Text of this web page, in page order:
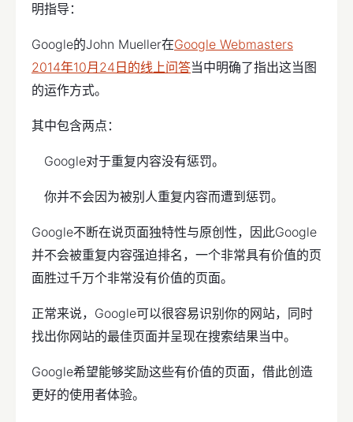
明指导：
Google的John Mueller在Google Webmasters
2014年10月24日的线上问答当中明确了指出这当图
的运作方式。
其中包含两点：
Google对于重复内容没有惩罚。
你并不会因为被别人重复内容而遭到惩罚。
Google不断在说页面独特性与原创性，因此Google
并不会被重复内容强迫排名，一个非常具有价值的页
面胜过千万个非常没有价值的页面。
正常来说，Google可以很容易识别你的网站，同时
找出你网站的最佳页面并呈现在搜索结果当中。
Google希望能够奖励这些有价值的页面，借此创造
更好的使用者体验。